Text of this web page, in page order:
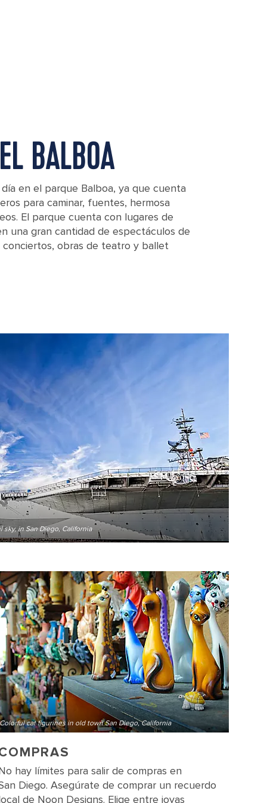
BALBOA
en el parque Balboa, ya que cuenta
para caminar, fuentes, hermosa
El parque cuenta con lugares de
una gran cantidad de espectáculos de
conciertos, obras de teatro y ballet
sky, in San Diego, California
Colorful cat figurines in old town San Diego, California
hay límites para salir de compras en
Diego. Asegúrate de comprar un recuerdo
de Noon Designs. Elige entre joyas